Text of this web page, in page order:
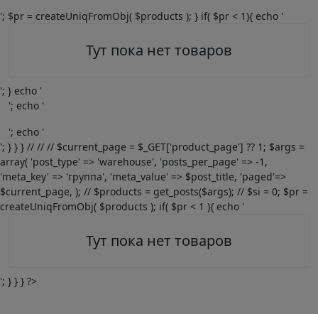
'; $pr = createUniqFromObj( $products ); } if( $pr < 1){ echo '
Тут пока нет товаров
'; } echo '
'; echo '
'; echo '
'; } } } // // // $current_page = $_GET['product_page'] ?? 1; $args =
array( 'post_type' => 'warehouse', 'posts_per_page' => -1,
'meta_key' => 'группа', 'meta_value' => $post_title, 'paged'=>
$current_page, ); // $products = get_posts($args); // $si = 0; $pr =
createUniqFromObj( $products ); if( $pr < 1 ){ echo '
Тут пока нет товаров
'; } } } ?>